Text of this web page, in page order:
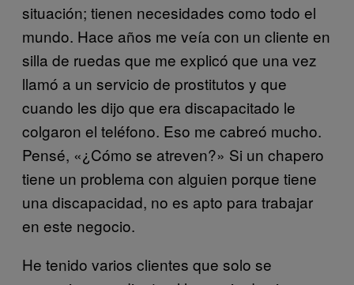
situación; tienen necesidades como todo el
mundo. Hace años me veía con un cliente en
silla de ruedas que me explicó que una vez
llamó a un servicio de prostitutos y que
cuando les dijo que era discapacitado le
colgaron el teléfono. Eso me cabreó mucho.
Pensé, «¿Cómo se atreven?» Si un chapero
tiene un problema con alguien porque tiene
una discapacidad, no es apto para trabajar
en este negocio.
He tenido varios clientes que solo se